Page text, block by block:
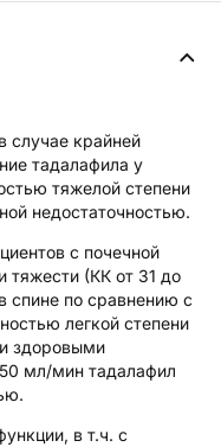
случае крайней
тадалафила у
тяжелой степени
недостаточностью.
с почечной
тяжести (КК от 31 до
спине по сравнению с
легкой степени
здоровыми
мл/мин тадалафил
в т.ч. с